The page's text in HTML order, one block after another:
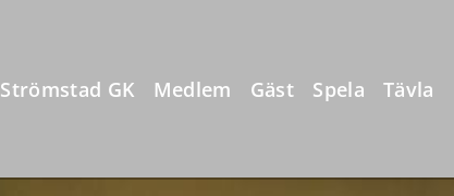
Strömstad GK Medlem Gäst Spela Tävla